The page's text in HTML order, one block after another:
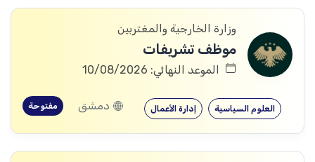
وزارة الخارجية والمغتربين
موظف تشريفات
الموعد النهائي: 10/08/2026
إدارة الأعمال العلوم السياسية دمشق مفتوحة